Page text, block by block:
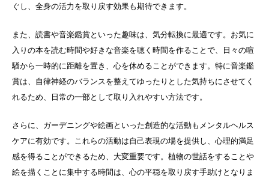
ぐし、全身の活力を取り戻す効果も期待できます。
また、読書や音楽鑑賞といった趣味は、気分転換に最適です。お気に
入りの本を読む時間や好きな音楽を聴く時間を作ることで、日々の喧
騒から一時的に距離を置き、心を休めることができます。特に音楽鑑
賞は、自律神経のバランスを整えてゆったりとした気持ちにさせてく
れるため、日常の一部として取り入れやすい方法です。
さらに、ガーデニングや絵画といった創造的な活動もメンタルヘルス
ケアに有効です。これらの活動は自己表現の場を提供し、心理的満足
感を得ることができるため、大変重要です。植物の世話をすることや
絵を描くことに集中する時間は、心の平穏を取り戻す手助けとなりま